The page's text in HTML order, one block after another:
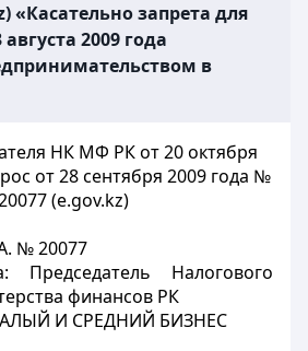
«Касательно запрета для
2009 года
в
НК МФ РК от 20 октября
от 28 сентября 2009 года №
(e.gov.kz)
№ 20077
Председатель Налогового
финансов РК
И СРЕДНИЙ БИЗНЕС